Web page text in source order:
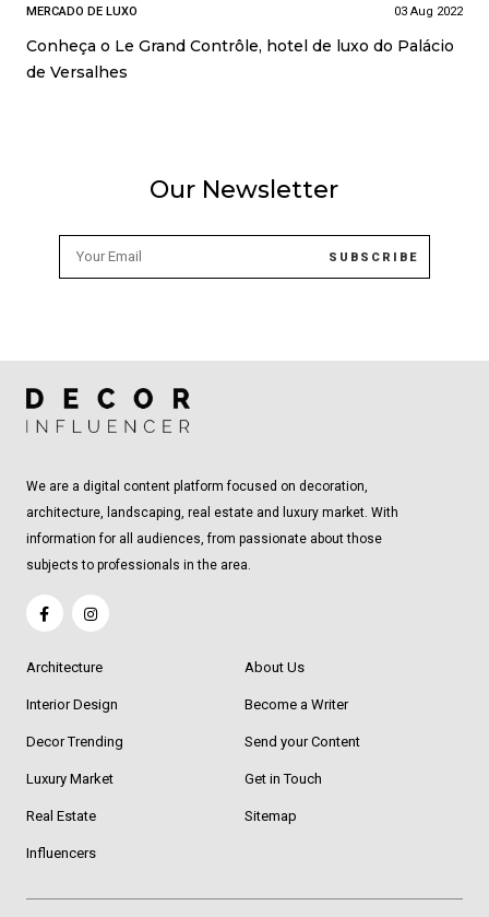
MERCADO DE LUXO 03 Aug 2022
Conheça o Le Grand Contrôle, hotel de luxo do Palácio
de Versalhes
Our Newsletter
We are a digital content platform focused on decoration,
architecture, landscaping, real estate and luxury market. With
information for all audiences, from passionate about those
subjects to professionals in the area.
Architecture
Interior Design
Decor Trending
Luxury Market
Real Estate
Influencers
About Us
Become a Writer
Send your Content
Get in Touch
Sitemap